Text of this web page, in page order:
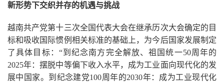
新形势下交织并存的机遇与挑战
越南共产党第十三次全国代表大会在继承历次大会确定的目
标和吸收国际惯例相关标准的基础上，为今后国家发展制定
了具体目标：“到纪念南方完全解放、祖国统一50周年的
2025年：摆脱中等偏下收入水平，成为工业面向现代化的发
展中国家。到纪念建党100周年的2030年：成为工业现代化